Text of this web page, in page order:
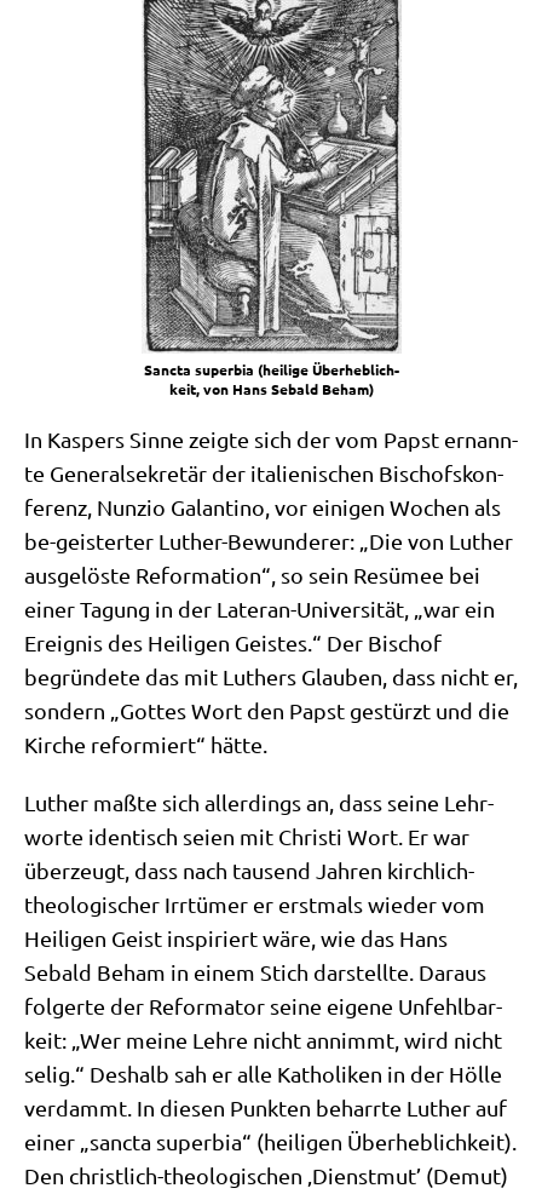
Sanc­ta super­bia (hei­li­ge Über­heb­lich­
keit, von Hans Sebald Beham)
In Kas­pers Sin­ne zeig­te sich der vom Papst ernann­
te Gene­ral­se­kre­tär der ita­lie­ni­schen Bischofs­kon­
fe­renz, Nun­zio Galan­ti­no, vor eini­gen Wochen als
be-gei­ster­ter Luther-Bewun­de­rer: „Die von Luther
aus­ge­lö­ste Refor­ma­ti­on“, so sein Resü­mee bei
einer Tagung in der Late­ran-Uni­ver­si­tät, „war ein
Ereig­nis des Hei­li­gen Gei­stes.“ Der Bischof
begrün­de­te das mit Luthers Glau­ben, dass nicht er,
son­dern „Got­tes Wort den Papst gestürzt und die
Kir­che refor­miert“ hätte.
Luther maß­te sich aller­dings an, dass sei­ne Lehr­
wor­te iden­tisch sei­en mit Chri­sti Wort. Er war
über­zeugt, dass nach tau­send Jah­ren kirch­lich-
theo­lo­gi­scher Irr­tü­mer er erst­mals wie­der vom
Hei­li­gen Geist inspi­riert wäre, wie das Hans
Sebald Beham in einem Stich dar­stell­te. Dar­aus
fol­ger­te der Refor­ma­tor sei­ne eige­ne Unfehl­bar­
keit: „Wer mei­ne Leh­re nicht annimmt, wird nicht
selig.“ Des­halb sah er alle Katho­li­ken in der Höl­le
ver­dammt. In die­sen Punk­ten beharr­te Luther auf
einer „sanc­ta super­bia“ (hei­li­gen Über­heb­lich­keit).
Den christ­lich-theo­lo­gi­schen ‚Dienst­mut’ (Demut)